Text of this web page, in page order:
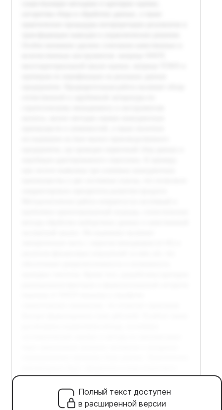
Полный текст доступен
в расширенной версии